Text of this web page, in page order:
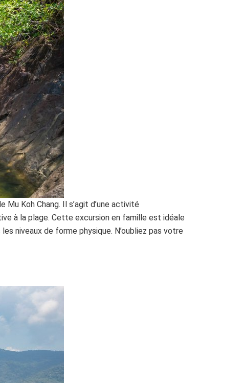
Koh Chang. Il s’agit d’une activité
à la plage. Cette excursion en famille est idéale
niveaux de forme physique. N’oubliez pas votre